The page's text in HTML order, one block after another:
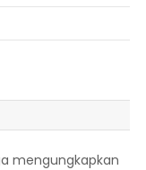
mengungkapkan